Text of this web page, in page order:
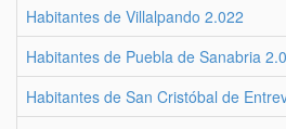
Habitantes de Villalpando 2.022
Habitantes de Puebla de Sanabria
Habitantes de San Cristóbal de